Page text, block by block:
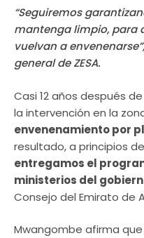
“Seguiremos
mantenga limpio, para
vuelvan a
general de ZESA.
Casi 12 años después
la intervención en la
envenenamiento por
resultado, a principios
entregamos el
ministerios del
Consejo del Emirato de
Mwangombe afirma que